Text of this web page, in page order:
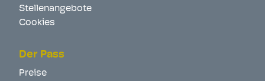
Stellenangebote
Cookies
Der Pass
Preise